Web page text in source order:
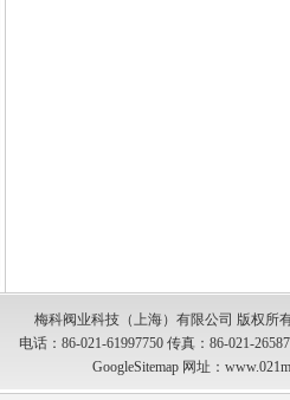
梅科阀业科技（上海）有限公司 版权所
电话：86-021-61997750 传真：86-021-
GoogleSitemap 网址：